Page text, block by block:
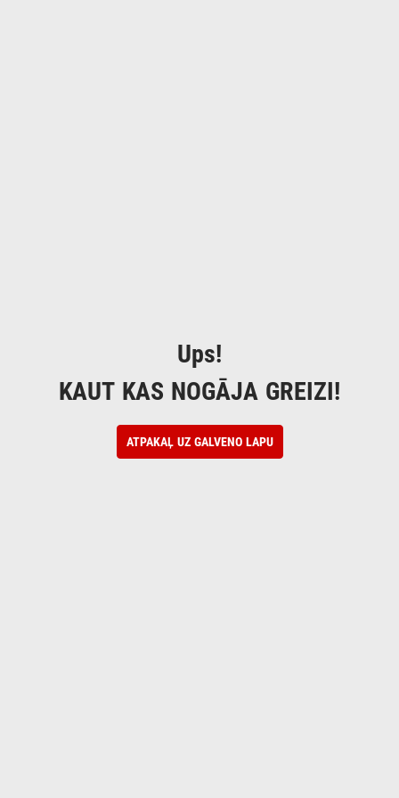
Ups!
KAUT KAS NOGĀJA GREIZI!
ATPAKAĻ UZ GALVENO LAPU